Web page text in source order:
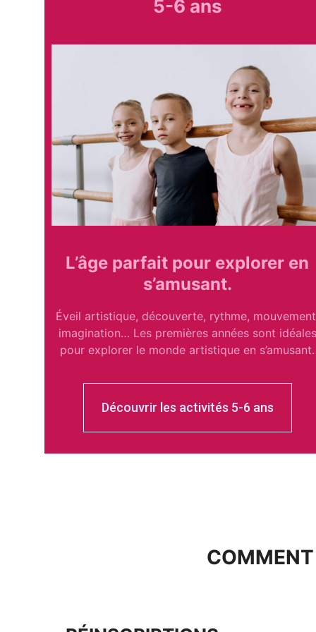
5-6 ans
L’âge parfait pour explorer en
s’amusant.
Éveil artistique, découverte, rythme,
imagination… Les premières années sont idéales
pour explorer le monde artistique en s’amusant.
Découvrir les activités 5-6 ans
COMMENT